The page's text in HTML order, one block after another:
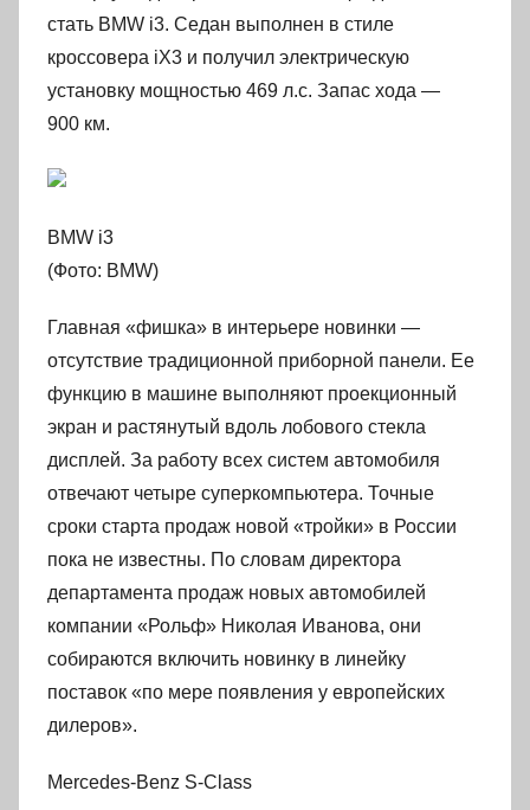
стать BMW i3. Седан выполнен в стиле
кроссовера iX3 и получил электрическую
установку мощностью 469 л.с. Запас хода —
900 км.
BMW i3
(Фото: BMW)
Главная «фишка» в интерьере новинки —
отсутствие традиционной приборной панели. Ее
функцию в машине выполняют проекционный
экран и растянутый вдоль лобового стекла
дисплей. За работу всех систем автомобиля
отвечают четыре суперкомпьютера. Точные
сроки старта продаж новой «тройки» в России
пока не известны. По словам директора
департамента продаж новых автомобилей
компании «Рольф» Николая Иванова, они
собираются включить новинку в линейку
поставок «по мере появления у европейских
дилеров».
Mercedes-Benz S‑Class